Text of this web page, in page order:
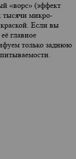
«ворс» (эффект
тысячи микро-
Если вы
главное
только заднюю